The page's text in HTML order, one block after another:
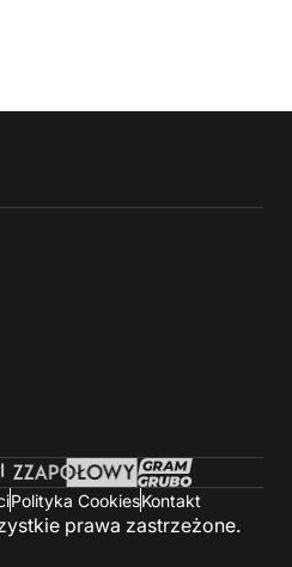
Polityka CookiesKontakt
prawa zastrzeżone.